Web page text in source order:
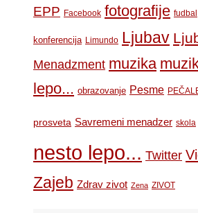
EPP Facebook fotografije fudbal
konferencija Limundo Ljubav
Menadzment muzika
lepo... obrazovanje Pesme
prosveta Savremeni menadzer skola
nesto lepo... Twitter
Zajeb Zdrav zivot Zena ZIVOT